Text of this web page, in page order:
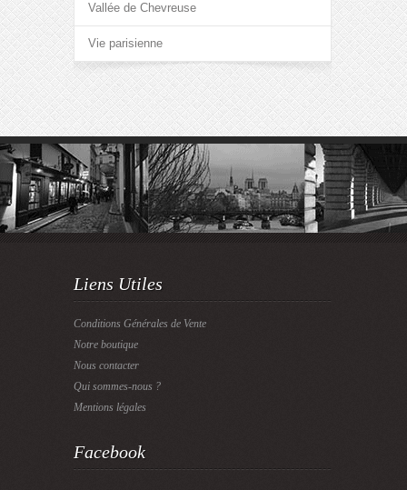
Vallée de Chevreuse
Vie parisienne
Liens Utiles
Conditions Générales de Vente
Notre boutique
Nous contacter
Qui sommes-nous ?
Mentions légales
Facebook